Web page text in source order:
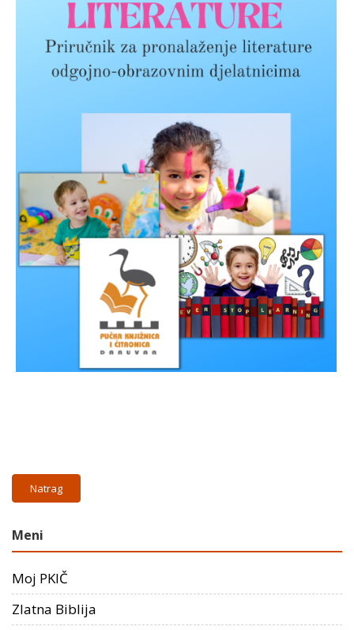
Natrag
Meni
Moj PKIČ
Zlatna Biblija